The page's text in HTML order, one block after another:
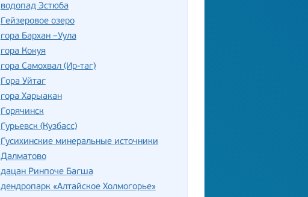
водопад Эстюба
Гейзеровое озеро
гора Бархан –Уула
гора Кокуя
гора Самохвал (Ир-таг)
Гора Уйтаг
гора Харыакан
Горячинск
Гурьевск (Кузбасс)
Гусихинские минеральные источники
Далматово
дацан Ринпоче Багша
дендропарк «Алтайское Холмогорье»